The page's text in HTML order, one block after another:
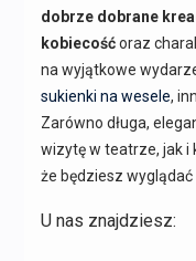
dobrze dobrane
kobiecośćoraz
na wyjątkowe
sukienki na wesele,
Zarówno długa,
wizytę w teatrze, jak i
że będziesz
U nas znajdziesz: